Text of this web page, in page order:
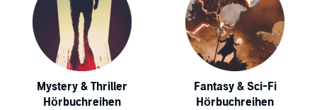
Mystery & Thriller
Hörbuchreihen
Fantasy & Sci-Fi
Hörbuchreihen